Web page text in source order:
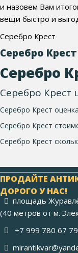
и назовем Вам
вещи быстро и
Серебро Крест
Серебро
Серебро
Серебро Крест
Серебро Крест оценка
Серебро Крест
Серебро Крест
ПРОДАЙТЕ
ДОРОГО У НАС!
площадь
(40 метров от м.
+7 999 780 67 79